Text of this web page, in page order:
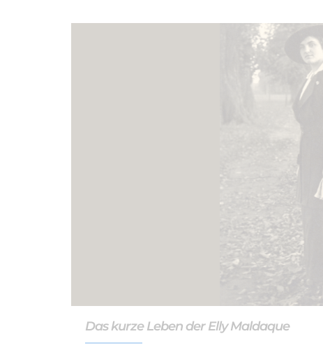
Das kurze Leben der Elly Maldaque